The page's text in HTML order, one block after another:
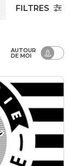
FILTRES
AUTOUR
DE MOI